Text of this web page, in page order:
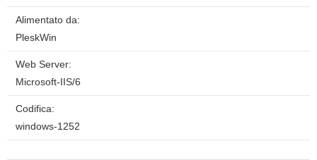
Alimentato da:
PleskWin
Web Server:
Microsoft-IIS/6
Codifica:
windows-1252